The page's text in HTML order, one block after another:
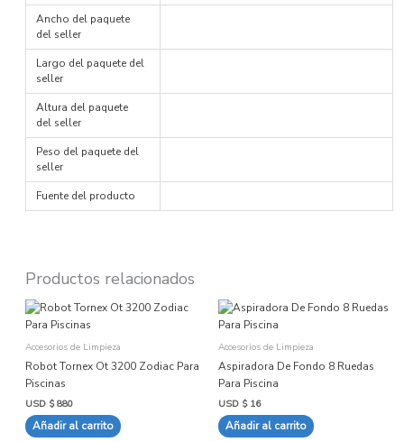
Ancho del paquete
del seller
Largo del paquete del
seller
Altura del paquete
del seller
Peso del paquete del
seller
Fuente del producto
Productos relacionados
Accesorios de Limpieza
Robot Tornex Ot 3200 Zodiac Para
Piscinas
USD $880
Añadir al carrito
Accesorios de Limpieza
Aspiradora De Fondo 8 Ruedas
Para Piscina
USD $16
Añadir al carrito